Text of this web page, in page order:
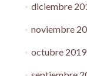
diciembre
noviembre
octubre 2019